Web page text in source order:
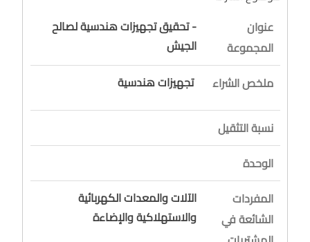
عنوان
المجموعة
- تحقيق تجهيزات هندسية لصالح
الجيش
ملخص الشراء
تجهيزات هندسية
نسبة التثقيل
الوحدة
المفردات
الشائعة في
الآلات والمعدات الكهربائية
والاستهلاكية والإضاءة